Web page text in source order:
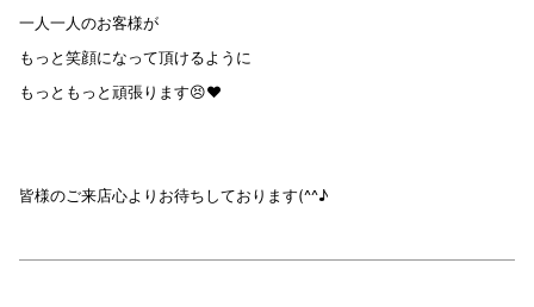
一人一人のお客様が
もっと笑顔になって頂けるように
もっともっと頑張ります😣❤️
皆様のご来店心よりお待ちしております(^^♪